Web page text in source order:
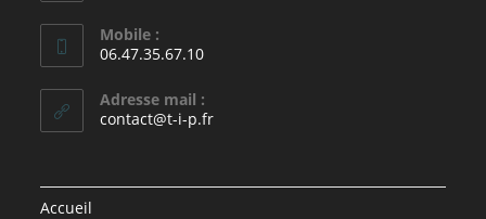
Mobile :
06.47.35.67.10
Adresse mail :
contact@t-i-p.fr
Accueil